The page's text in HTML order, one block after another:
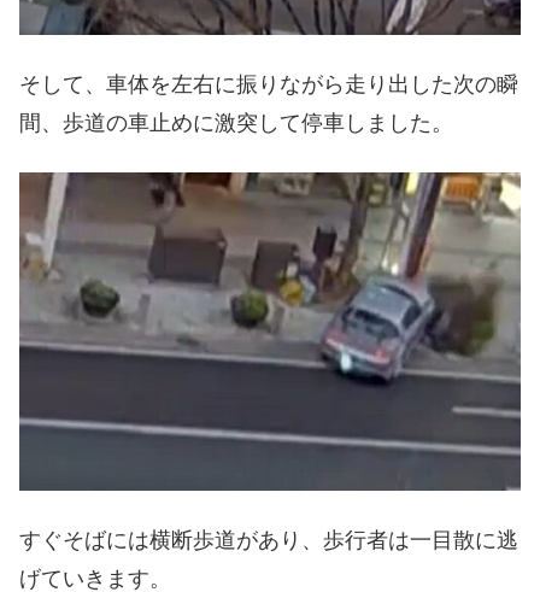
そして、車体を左右に振りながら走り出した次の瞬
間、歩道の車止めに激突して停車しました。
すぐそばには横断歩道があり、歩行者は一目散に逃
げていきます。